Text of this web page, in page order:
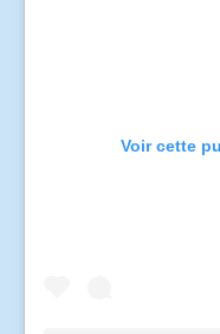
Voir cette